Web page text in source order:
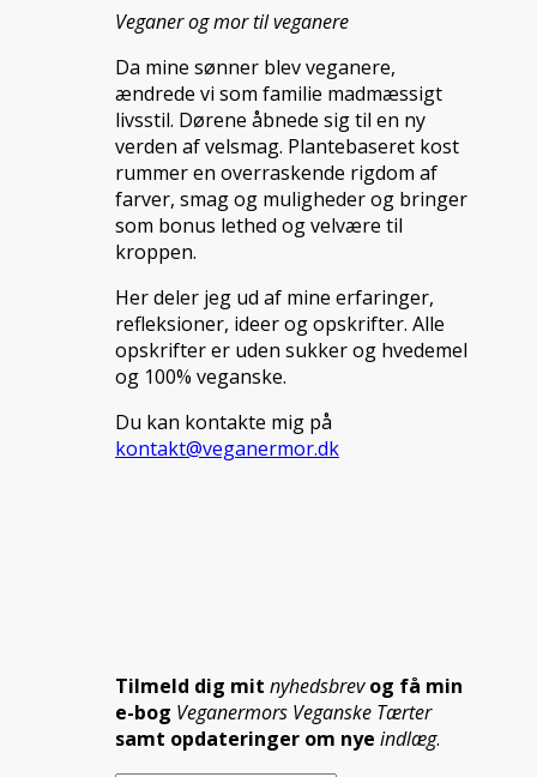
Veganer og mor til veganere
Da mine sønner blev veganere,
ændrede vi som familie madmæssigt
livsstil. Dørene åbnede sig til en ny
verden af velsmag. Plantebaseret kost
rummer en overraskende rigdom af
farver, smag og muligheder og bringer
som bonus lethed og velvære til
kroppen.
Her deler jeg ud af mine erfaringer,
refleksioner, ideer og opskrifter. Alle
opskrifter er uden sukker og hvedemel
og 100% veganske.
Du kan kontakte mig på
kontakt@veganermor.dk
Tilmeld dig mit nyhedsbrev og få min
e-bog Veganermors Veganske Tærter
samt opdateringer om nye indlæg.